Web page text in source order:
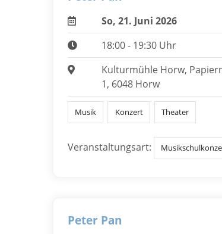
So, 21. Juni 2026
18:00 - 19:30 Uhr
Kulturmühle Horw,
1, 6048 Horw
Musik Konzert Theater
Veranstaltungsart:
Peter Pan